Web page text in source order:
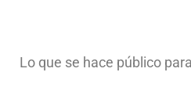
Lo que se hace público